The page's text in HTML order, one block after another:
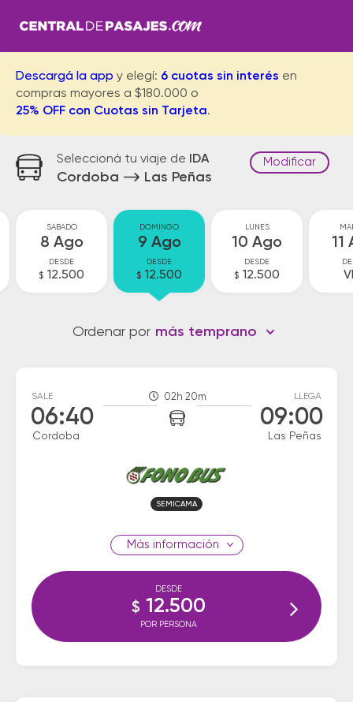
Descargá la app y elegí: 6 cuotas sin interés en
compras mayores a $180.000 o
25% OFF con Cuotas sin Tarjeta.
Seleccioná tu viaje de IDA
Cordoba Las Peñas
Modificar
SABADO
8 Ago
DESDE
$ 12.500
DOMINGO
9 Ago
DESDE
$ 12.500
LUNES
10 Ago
DESDE
$ 12.500
11
Ordenar por más temprano
SALE
06:40
Cordoba
02h 20m LLEGA
09:00
Las Peñas
SEMICAMA
información
DESDE
$ 12.500
POR PERSONA